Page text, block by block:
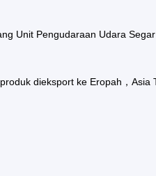
Unit Pengudaraan Udara
produk dieksport ke Eropah，Asia